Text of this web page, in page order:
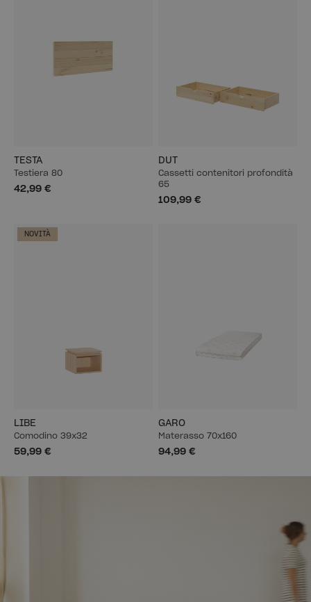
TESTA
Testiera 80
42,99 €
DUT
Cassetti contenitori profondità
65
109,99 €
NOVITÀ
LIBE
Comodino 39x32
59,99 €
GARO
Materasso 70x160
94,99 €